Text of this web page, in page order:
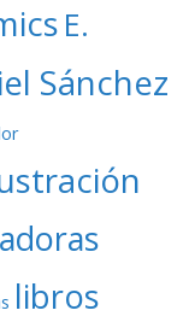
E.
Sánchez
libros